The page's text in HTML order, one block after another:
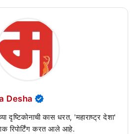
Desha
दृष्टिकोनाची कास धरत, 'महाराष्ट्र देशा'
रिपोर्टिंग करत आले आहे.